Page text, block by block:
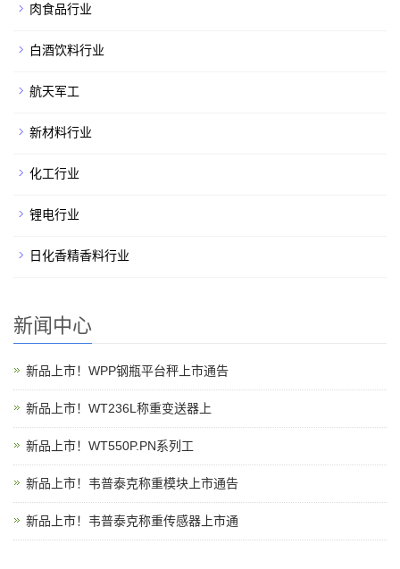
肉食品行业
白酒饮料行业
航天军工
新材料行业
化工行业
锂电行业
日化香精香料行业
新闻中心
新品上市！WPP钢瓶平台秤上市通告
新品上市！WT236L称重变送器上
新品上市！WT550P.PN系列工
新品上市！韦普泰克称重模块上市通告
新品上市！韦普泰克称重传感器上市通